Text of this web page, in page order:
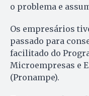
o problema e
Os empresários
passado para
facilitado do
Microempresas e
(Pronampe).